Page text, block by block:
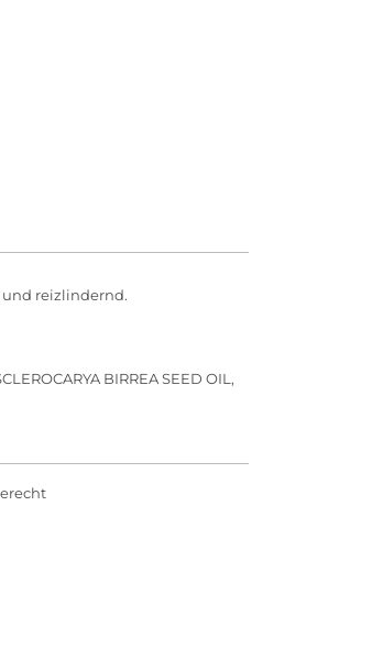
reizlindernd.
BIRREA SEED OIL,